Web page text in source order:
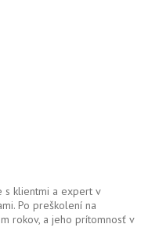
s klientmi a expert v
Po preškolení na
rokov, a jeho prítomnosť v